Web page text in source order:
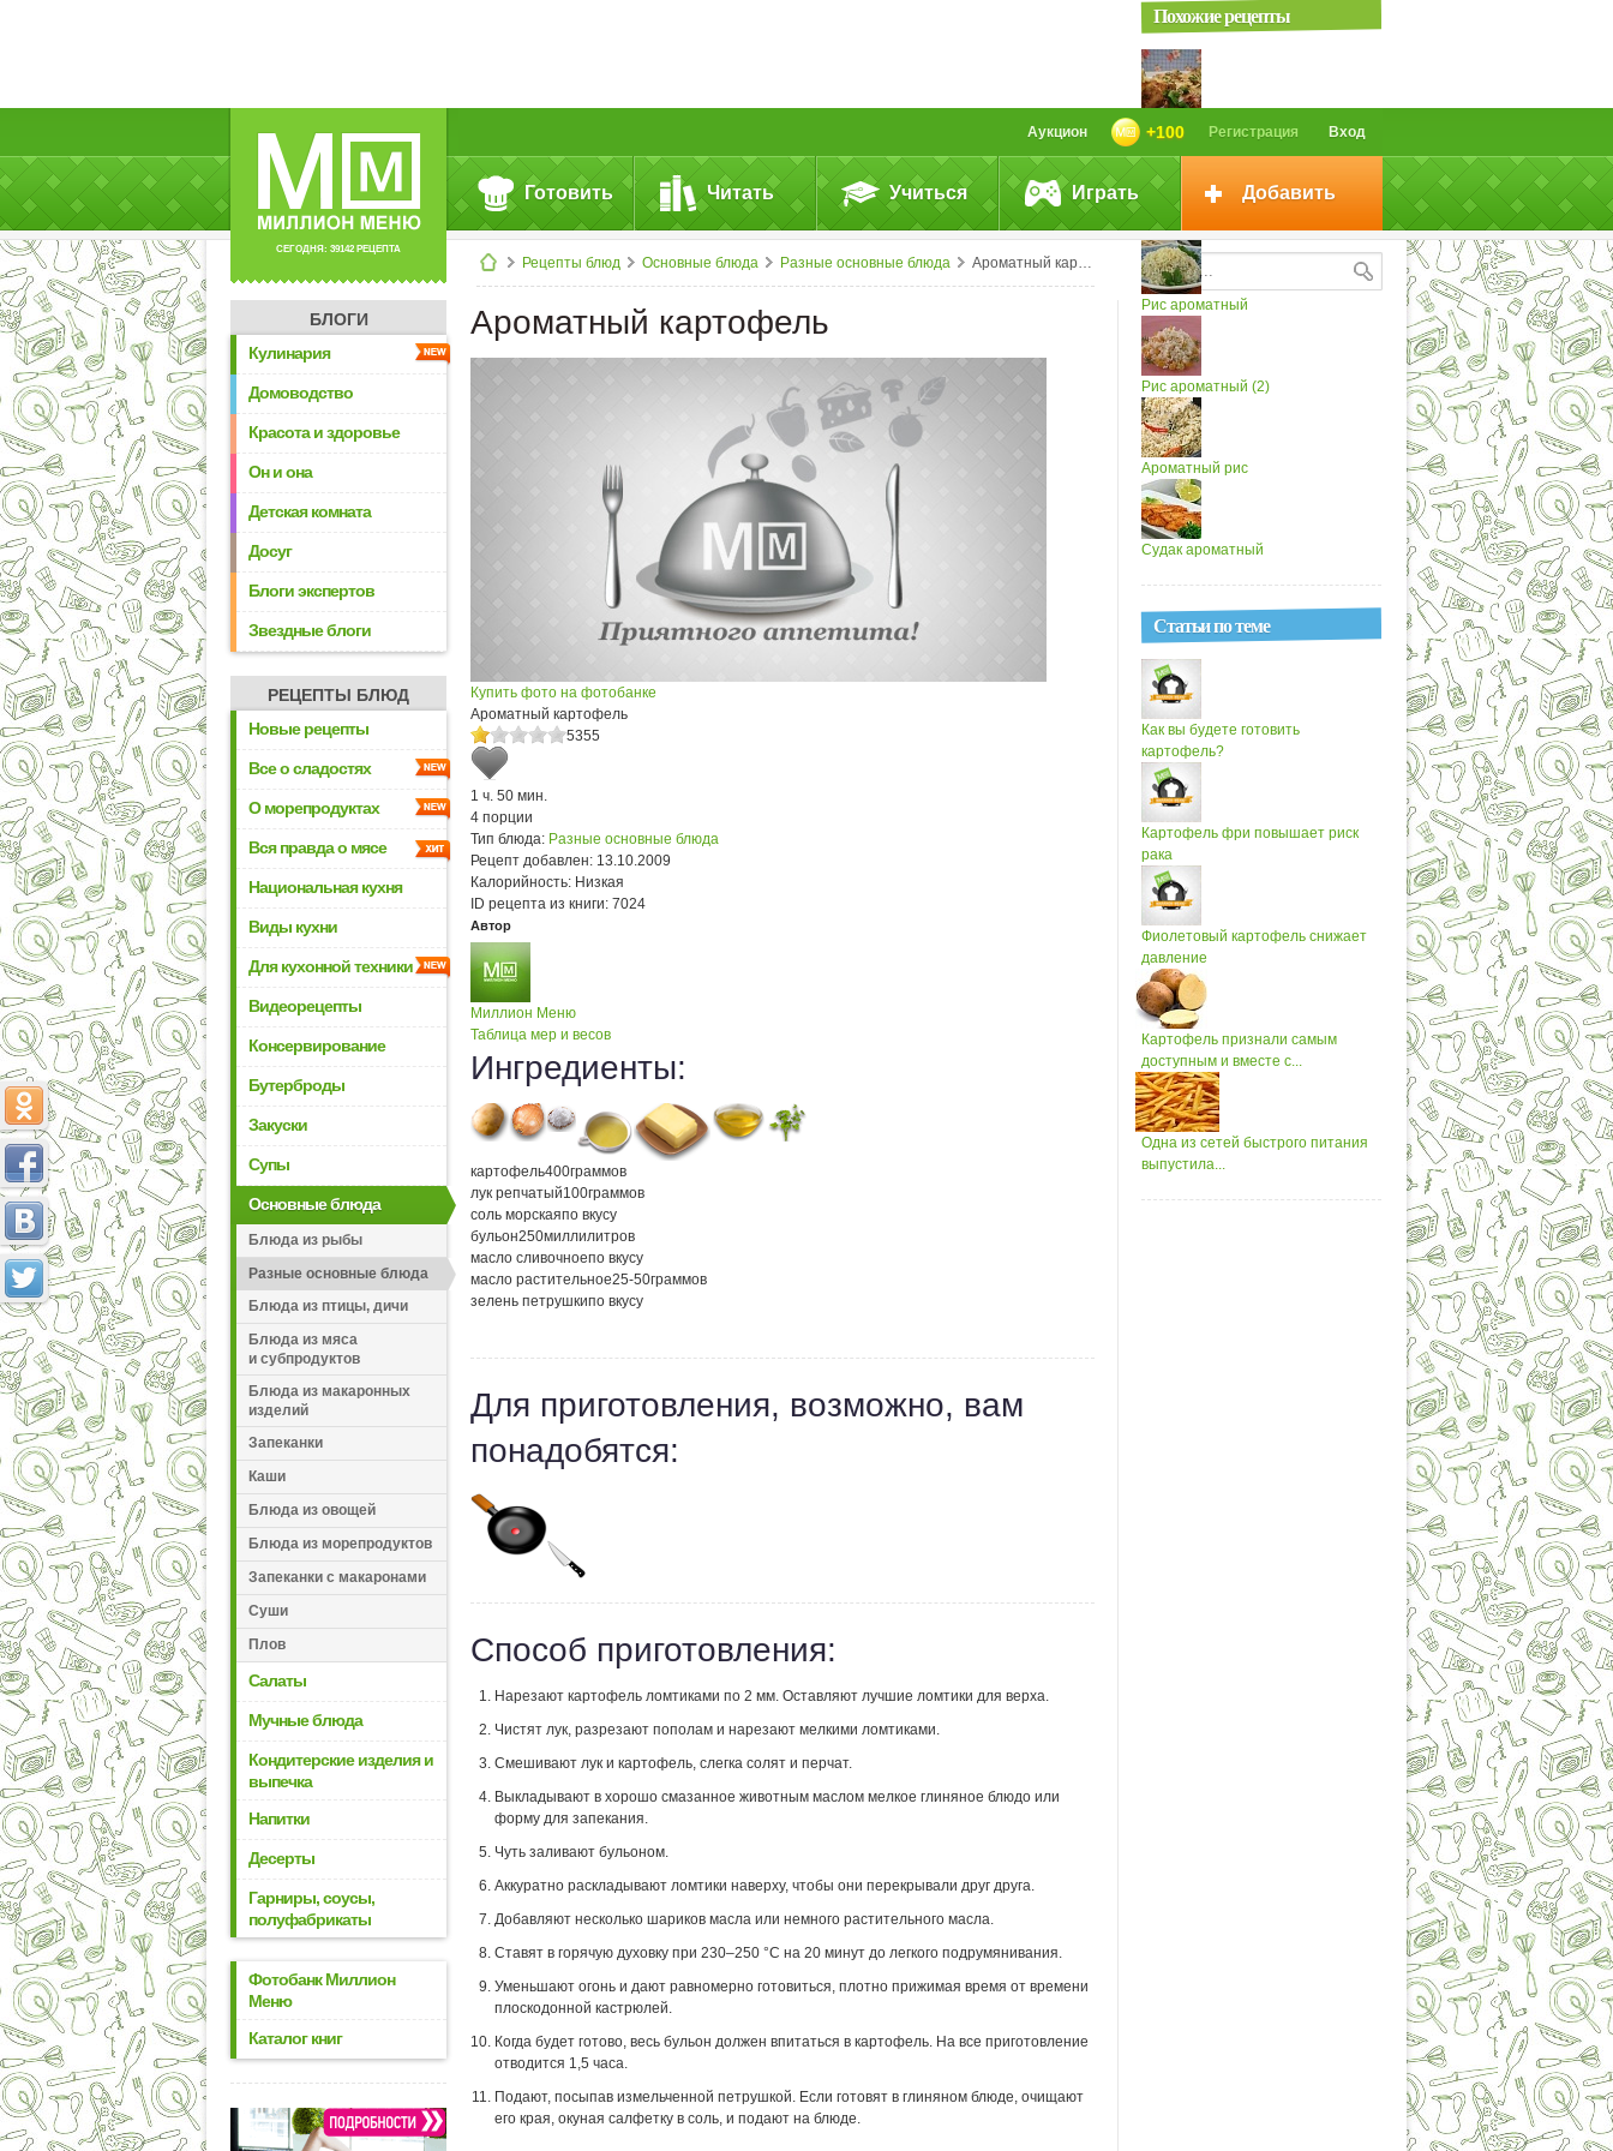
СЕГОДНЯ: 39142 РЕЦЕПТА
Вход
Регистрация
+100
Аукцион
Готовить Читать Учиться Играть Добавить
Рецепты блюд Основные блюда Разные основные блюда Ароматный картофель
БЛОГИ
Кулинария
Домоводство
Красота и здоровье
Он и она
Детская комната
Досуг
Блоги экспертов
Звездные блоги
РЕЦЕПТЫ БЛЮД
Новые рецепты
Все о сладостях
О морепродуктах
Вся правда о мясе
Национальная кухня
Виды кухни
Для кухонной техники
Видеорецепты
Консервирование
Бутерброды
Закуски
Супы
Основные блюда
Блюда из рыбы
Разные основные блюда
Блюда из птицы, дичи
Блюда из мяса
и субпродуктов
Блюда из макаронных
изделий
Запеканки
Каши
Блюда из овощей
Блюда из морепродуктов
Запеканки с макаронами
Суши
Плов
Салаты
Мучные блюда
Кондитерские изделия и
выпечка
Напитки
Десерты
Гарниры, соусы,
полуфабрикаты
Фотобанк Миллион
Меню
Каталог книг
Ароматный картофель
Купить фото на фотобанке
Ароматный картофель
5355
1 ч. 50 мин.
4 порции
Тип блюда: Разные основные блюда
Рецепт добавлен: 13.10.2009
Калорийность: Низкая
ID рецепта из книги: 7024
Автор
Миллион Меню
Таблица мер и весов
Ингредиенты:
картофель400граммов
лук репчатый100граммов
соль морскаяпо вкусу
бульон250миллилитров
масло сливочноепо вкусу
масло растительное25-50граммов
зелень петрушкипо вкусу
Для приготовления, возможно, вам
понадобятся:
Способ приготовления:
Нарезают картофель ломтиками по 2 мм. Оставляют лучшие ломтики для верха.
Чистят лук, разрезают пополам и нарезают мелкими ломтиками.
Смешивают лук и картофель, слегка солят и перчат.
Выкладывают в хорошо смазанное животным маслом мелкое глиняное блюдо или
форму для запекания.
Чуть заливают бульоном.
Аккуратно раскладывают ломтики наверху, чтобы они перекрывали друг друга.
Добавляют несколько шариков масла или немного растительного масла.
Ставят в горячую духовку при 230–250 °С на 20 минут до легкого подрумянивания.
Уменьшают огонь и дают равномерно готовиться, плотно прижимая время от времени
плоскодонной кастрюлей.
Когда будет готово, весь бульон должен впитаться в картофель. На все приготовление
отводится 1,5 часа.
Подают, посыпав измельченной петрушкой. Если готовят в глиняном блюде, очищают
его края, окуная салфетку в соль, и подают на блюде.
Похожие рецепты
Дольками...
Картофель «Буланжер»...
Рис ароматный
Рис ароматный (2)
Ароматный рис
Судак ароматный
Статьи по теме
Как вы будете готовить
картофель?
Картофель фри повышает риск
рака
Фиолетовый картофель снижает
давление
Картофель признали самым
доступным и вместе с...
Одна из сетей быстрого питания
выпустила...